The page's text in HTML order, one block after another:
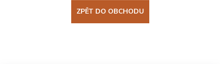
ZPĚT DO OBCHODU